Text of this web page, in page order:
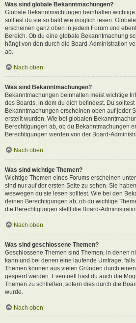
Was sind globale Bekanntmachungen?
Globale Bekanntmachungen beinhalten
solltest du sie so bald wie möglich lesen.
erscheinen ganz oben in jedem Forum und
Bereich. Ob du eine globale Bekanntmachung
hängt von den durch die Board-Administration
ab.
Nach oben
Was sind Bekanntmachungen?
Bekanntmachungen beinhalten meist wichtige
des Boards, in dem du dich befindest. Du solltest
Bekanntmachungen erscheinen oben auf jeder
erstellt wurden. Wie bei globalen
Berechtigungen ab, ob du Bekanntmachungen
Berechtigungen werden von der Board-
Nach oben
Was sind wichtige Themen?
Wichtige Themen eines Forums erscheinen
sind nur auf der ersten Seite zu sehen. Sie
weswegen du sie lesen solltest. Wie bei den
deinen Berechtigungen ab, ob du wichtige
die Berechtigungen stellt die Board-
Nach oben
Was sind geschlossene Themen?
Geschlossene Themen sind Themen, in denen
kann und bei denen eine laufende Umfrage,
Themen können aus vielen Gründen durch
gesperrt werden. Eventuell hast du auch die
Themen zu schließen, sofern dies durch die
wurde.
Nach oben